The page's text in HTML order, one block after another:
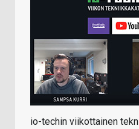
io-techin viikottainen